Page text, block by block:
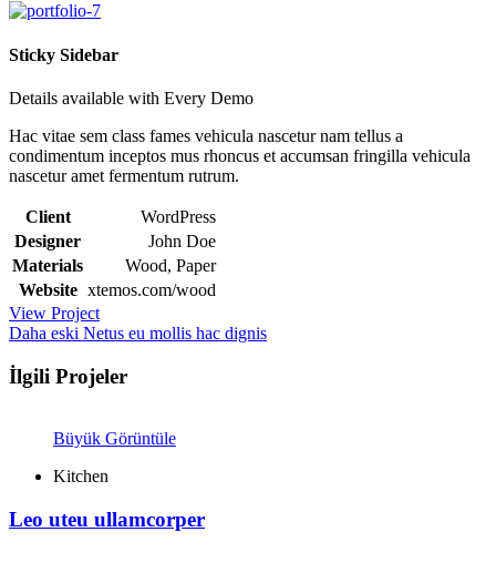
Sticky Sidebar
Details available with Every Demo
Hac vitae sem class fames vehicula nascetur nam tellus a
condimentum inceptos mus rhoncus et accumsan fringilla vehicula
nascetur amet fermentum rutrum.
Client
WordPress
Designer
John Doe
Materials
Wood, Paper
Website xtemos.com/wood
View Project
Daha eski Netus eu mollis hac dignis
İlgili Projeler
Büyük Görüntüle
Kitchen
Leo uteu ullamcorper